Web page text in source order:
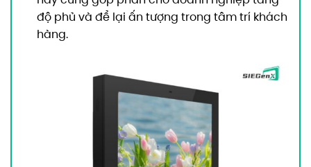
độ phủ và để lại ấn tượng trong tâm trí khách
hàng.